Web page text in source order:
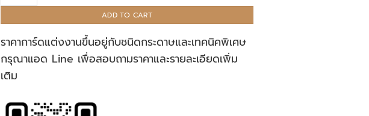
ADD TO CART
ราคาการ์ดแต่งงานขึ้นอยู่กับชนิดกระดาษและเทคนิคพิเศษ
กรุณาแอด Line เพื่อสอบถามราคาและรายละเอียดเพิ่ม
เติม